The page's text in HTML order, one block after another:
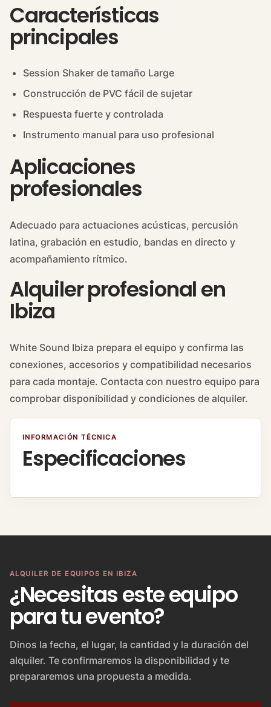
Características
principales
Session Shaker de tamaño Large
Construcción de PVC fácil de sujetar
Respuesta fuerte y controlada
Instrumento manual para uso profesional
Aplicaciones
profesionales
Adecuado para actuaciones acústicas, percusión
latina, grabación en estudio, bandas en directo y
acompañamiento rítmico.
Alquiler profesional en
Ibiza
White Sound Ibiza prepara el equipo y confirma las
conexiones, accesorios y compatibilidad necesarios
para cada montaje. Contacta con nuestro equipo para
comprobar disponibilidad y condiciones de alquiler.
INFORMACIÓN TÉCNICA
Especificaciones
ALQUILER DE EQUIPOS EN IBIZA
¿Necesitas este equipo
para tu evento?
Dinos la fecha, el lugar, la cantidad y la duración del
alquiler. Te confirmaremos la disponibilidad y te
prepararemos una propuesta a medida.